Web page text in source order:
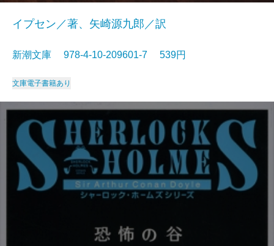
イプセン／著、矢崎源九郎／訳
新潮文庫 978-4-10-209601-7 539円
文庫電子書籍あり